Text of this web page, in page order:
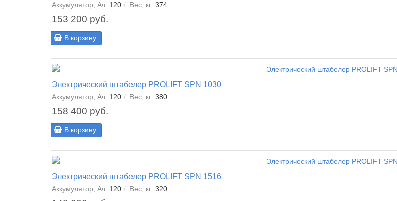
Аккумулятор, Ач: 120 Вес, кг: 374
153 200 руб.
В корзину
Электрический штабелер PROLIFT SPN 1030
Аккумулятор, Ач: 120 Вес, кг: 380
158 400 руб.
В корзину
Электрический штабелер PROLIFT SPN 1516
Аккумулятор, Ач: 120 Вес, кг: 320